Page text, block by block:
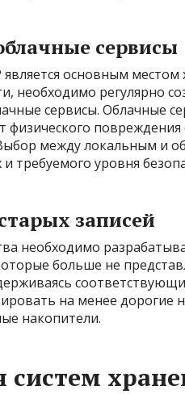
сервисы
основным местом
необходимо регулярно
сервисы. Облачные
повреждения
между локальным и
требуемого уровня
записей
необходимо
больше не
на менее дорогие
накопители.
систем